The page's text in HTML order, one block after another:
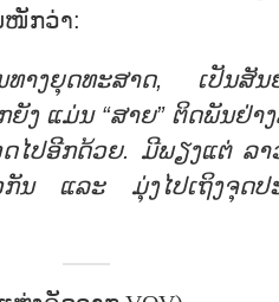
ໜັກວ່າ:
າງຍຸດທະສາດ, ເປັນສັນ
ງ ແມ່ນ “ສາຍ” ຕິດພັນຢ່
ໄປອີກດ້ວຍ. ມີພຽງແຕ່ ລ
ນ ແລະ ມຸ່ງໄປເຖິງຈຸດປ